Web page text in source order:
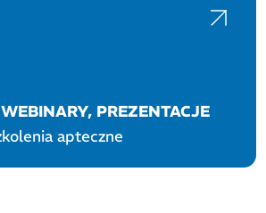
PREZENTACJE
apteczne